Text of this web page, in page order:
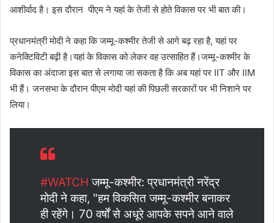
आशीर्वाद है। इस दौरान पीएम ने यहां के तेजी से होते विकास पर भी बात की।
प्रधानमंत्री मोदी ने कहा कि जम्मू-कश्मीर तेजी से आगे बढ़ रहा है, यहां पर
कनेक्टिविटी बढ़ी है।यहां के विकास को लेकर वह उत्साहित हैं।जम्मू-कश्मीर के
विकास का अंदाजा इस बात से लगाया जा सकता है कि अब यहां पर IIT और IIM
भी हैं। जनसभा के दौरान पीएम मोदी यहां की पिछली सरकारों पर भी निशाने पर
लिया।
#WATCH जम्मू-कश्मीर: प्रधानमंत्री नरेंद्र
मोदी ने कहा, "हम विकसित जम्मू-कश्मीर बनाकर
ही रहेंगे। 70 वर्षों से अधूरे आपके सपने आने वाले